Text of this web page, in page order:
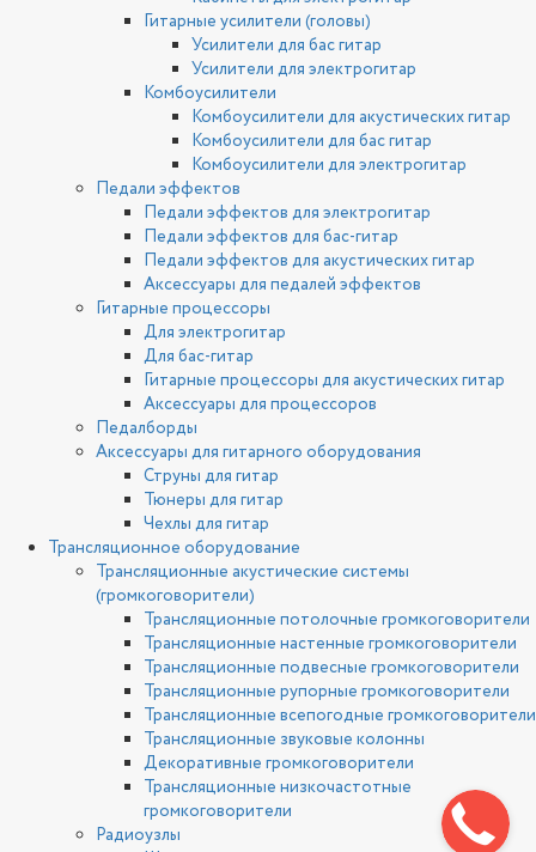
Гитарные усилители (головы)
Усилители для бас гитар
Усилители для электрогитар
Комбоусилители
Комбоусилители для акустических гитар
Комбоусилители для бас гитар
Комбоусилители для электрогитар
Педали эффектов
Педали эффектов для электрогитар
Педали эффектов для бас-гитар
Педали эффектов для акустических гитар
Аксессуары для педалей эффектов
Гитарные процессоры
Для электрогитар
Для бас-гитар
Гитарные процессоры для акустических гитар
Аксессуары для процессоров
Педалборды
Аксессуары для гитарного оборудования
Струны для гитар
Тюнеры для гитар
Чехлы для гитар
Трансляционное оборудование
Трансляционные акустические системы
(громкоговорители)
Трансляционные потолочные громкоговорители
Трансляционные настенные громкоговорители
Трансляционные подвесные громкоговорители
Трансляционные рупорные громкоговорители
Трансляционные всепогодные громкоговорители
Трансляционные звуковые колонны
Декоративные громкоговорители
Трансляционные низкочастотные
громкоговорители
Радиоузлы